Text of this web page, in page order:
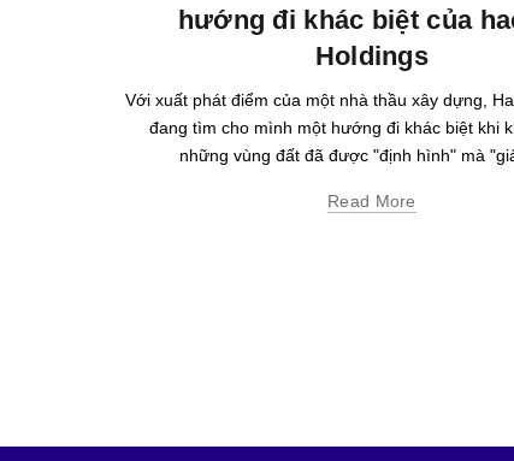
hướng đi khác biệt của
Holdings
Với xuất phát điểm của một nhà thầu xây dựng,
đang tìm cho mình một hướng đi khác biệt khi
những vùng đất đã được "định hình" mà
Read More